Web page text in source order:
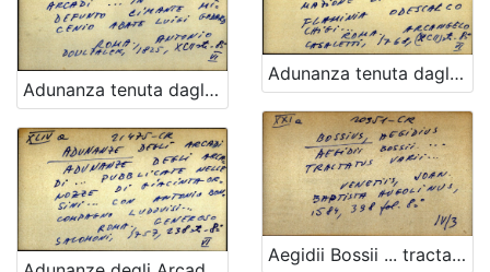
Adunanza tenuta dagli Arcadi ... in lode del defunto Cimante Micenio abate Luigi Godard
Adunanza tenuta dagli Arcadi per l'acclamazione di donna Flaminia Odescalco Ghigi ...
Aegidii Bossii ... tractatus varii